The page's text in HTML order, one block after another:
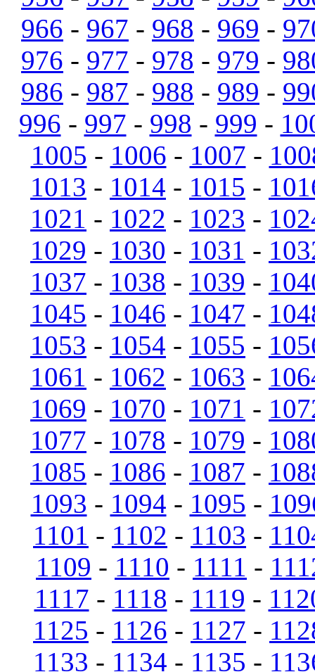
966 - 967 - 968 - 969 -
976 - 977 - 978 - 979 -
986 - 987 - 988 - 989 -
996 - 997 - 998 - 999 -
1005 - 1006 - 1007 -
1013 - 1014 - 1015 -
1021 - 1022 - 1023 -
1029 - 1030 - 1031 -
1037 - 1038 - 1039 -
1045 - 1046 - 1047 -
1053 - 1054 - 1055 -
1061 - 1062 - 1063 -
1069 - 1070 - 1071 -
1077 - 1078 - 1079 -
1085 - 1086 - 1087 -
1093 - 1094 - 1095 -
1101 - 1102 - 1103 -
1109 - 1110 - 1111 -
1117 - 1118 - 1119 -
1125 - 1126 - 1127 -
1133 - 1134 - 1135 -